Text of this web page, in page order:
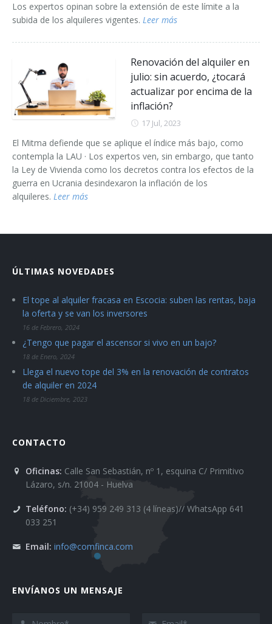
Los expertos opinan sobre la extensión de este límite a la
subida de los alquileres vigentes. Leer más
Renovación del alquiler en
julio: sin acuerdo, ¿tocará
actualizar por encima de la
inflación?
17 Jul, 2023
El Mitma defiende que se aplique el índice más bajo, como
contempla la LAU · Los expertos ven, sin embargo, que tanto
la Ley de Vivienda como los decretos contra los efectos de la
guerra en Ucrania desindexaron la inflación de los
alquileres. Leer más
ÚLTIMAS NOVEDADES
El tope al alquiler fracasa en Escocia: suben las rentas, baja
la oferta y se van los inversores
16 de Febrero, 2024
¿Tengo que pagar el ascensor si vivo en un bajo?
18 de Enero, 2024
Llega el nuevo tope del 3% en la renovación de contratos
de alquiler en 2024
18 de Diciembre, 2023
CONTACTO
Oficinas: Calle San Sebastián, nº 1, esquina C/ Primitivo
Lázaro, s/n. 21004 - Huelva
Teléfono: (+34) 959 249 313 (4 líneas)// WhatsApp 641
033 251
Email: info@comfinca.com
ENVÍANOS UN MENSAJE